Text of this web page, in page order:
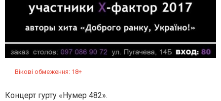
Вікові обмеження: 18+
Концерт гурту «Нумер 482».